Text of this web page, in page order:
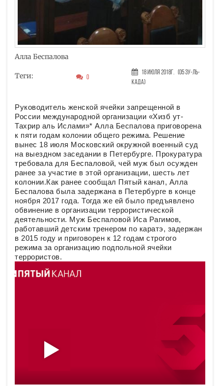
Алла Беспалова
Теги: 0
18 Июля 2018г. (05 Зу-ль-
када)
Руководитель женской ячейки запрещенной в
России международной организации «Хизб ут-
Тахрир аль Ислами»* Алла Беспалова приговорена
к пяти годам колонии общего режима. Решение
вынес 18 июля Московский окружной военный суд
на выездном заседании в Петербурге. Прокуратура
требовала для Беспаловой, чей муж был осужден
ранее за участие в этой организации, шесть лет
колонии.Как ранее сообщал Пятый канал, Алла
Беспалова была задержана в Петербурге в конце
ноября 2017 года. Тогда же ей было предъявлено
обвинение в организации террористической
деятельности. Муж Беспаловой Иса Рагимов,
работавший детским тренером по каратэ, задержан
в 2015 году и приговорен к 12 годам строгого
режима за организацию подпольной ячейки
террористов.